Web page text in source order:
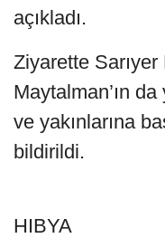
açıkladı.
Ziyarette
Maytalman’ın da
ve yakınlarına
bildirildi.
HIBYA